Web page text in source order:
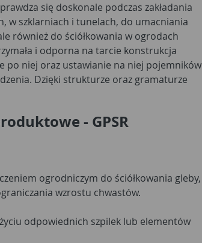
się doskonale podczas zakładania
w szklarniach i tunelach, do umacniania
również do ściółkowania w ogrodach
i odporna na tarcie konstrukcja
po niej oraz ustawianie na niej pojemników
Dzięki strukturze oraz gramaturze
przepuszcza wodę, składniki mineralne i
np. borówki czy maliny zaleca się więc
Materiał posiada pomarańczową
i sadzenie roślin. Odporny na działanie
- GPSR
ogrodniczym do ściółkowania gleby,
wzrostu chwastów.
odpowiednich szpilek lub elementów